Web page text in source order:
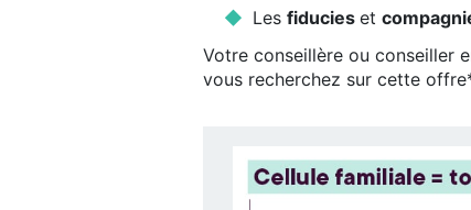
Lesfiducieset
Votreconseillère ou conseiller
vous recherchez sur cette